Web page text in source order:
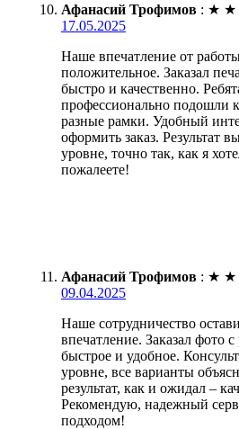
Афанасий Трофимов : ★ ★
17.05.2025
Наше впечатление от
положительное. Заказал
быстро и качественно.
профессионально подошли
разные рамки. Удобный
оформить заказ. Результат
уровне, точно так, как я
пожалеете!
Афанасий Трофимов : ★ ★
09.04.2025
Наше сотрудничество
впечатление. Заказал фото
быстрое и удобное.
уровне, все варианты
результат, как и ожидал –
Рекомендую, надежный
подходом!